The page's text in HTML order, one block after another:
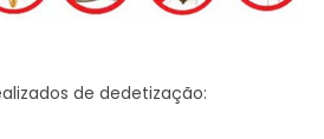
de dedetização: